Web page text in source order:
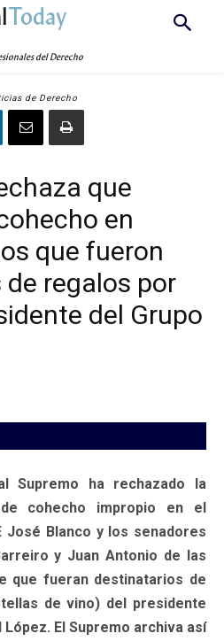
Today
del Derecho
de Derecho
que
en
que fueron
regalos por
del Grupo
Supremo ha rechazado la
cohecho impropio en el
José Blanco y los senadores
y Juan Antonio de las
que fueran destinatarios de
de vino) del presidente
López. El Supremo archiva así